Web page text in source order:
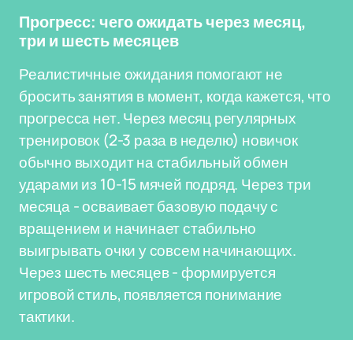
Прогресс: чего ожидать через месяц,
три и шесть месяцев
Реалистичные ожидания помогают не
бросить занятия в момент, когда кажется, что
прогресса нет. Через месяц регулярных
тренировок (2-3 раза в неделю) новичок
обычно выходит на стабильный обмен
ударами из 10-15 мячей подряд. Через три
месяца - осваивает базовую подачу с
вращением и начинает стабильно
выигрывать очки у совсем начинающих.
Через шесть месяцев - формируется
игровой стиль, появляется понимание
тактики.